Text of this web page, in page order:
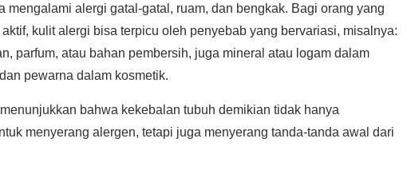
mengalami alergi gatal-gatal, ruam, dan bengkak. Bagi orang yang
kulit alergi bisa terpicu oleh penyebab yang bervariasi, misalnya:
parfum, atau bahan pembersih, juga mineral atau logam dalam
pewarna dalam kosmetik.
bahwa kekebalan tubuh demikian tidak hanya
menyerang alergen, tetapi juga menyerang tanda-tanda awal dari